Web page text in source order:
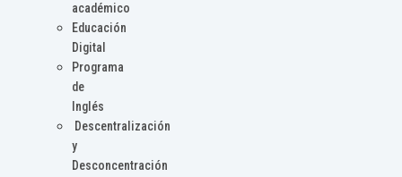
académico
Educación
Digital
Programa
de
Inglés
Descentralización
y
Desconcentración